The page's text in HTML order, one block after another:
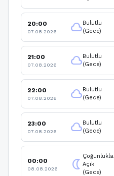
20:00
07.08.2026 cloudBulutlu
(Gece)
21:00
07.08.2026 cloudBulutlu
(Gece)
22:00
07.08.2026 cloudBulutlu
(Gece)
23:00
07.08.2026 cloudBulutlu
(Gece)
00:00
08.08.2026 nightlight
Çoğunlukla
Açık
(Gece)